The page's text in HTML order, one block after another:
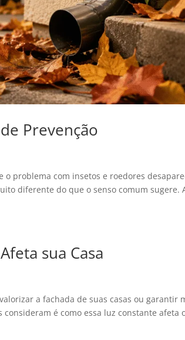
Prevenção
o problema com insetos e roedores
diferente do que o senso comum sugere.
sua Casa
a fachada de suas casas ou garantir
é como essa luz constante afeta